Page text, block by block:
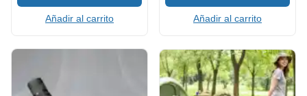
Añadir al carrito Añadir al carrito